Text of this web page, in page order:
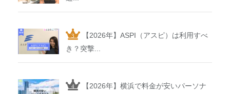
【2026年】ASPI（アスピ）は利用すべ
き？突撃...
【2026年】横浜で料金が安いパーソナ